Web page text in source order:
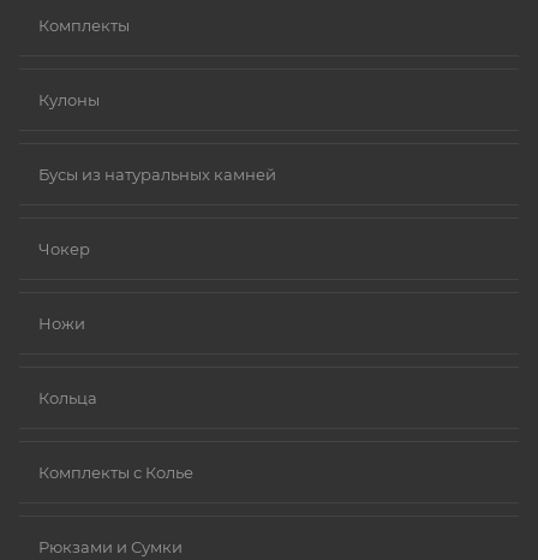
Нержавеющая сталь.
в сплаве может вызывать реакцию).
покрытия других металлов, таких как золото или
Золото (особенно высокой пробы, хотя даже
Платина.
Комплекты
Кулоны
Бусы из натуральных камней
Чокер
Ножи
Кольца
Комплекты с Колье
Рюкзами и Сумки